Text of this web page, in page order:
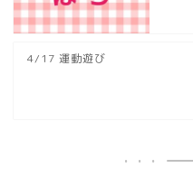
4/17 運動遊び